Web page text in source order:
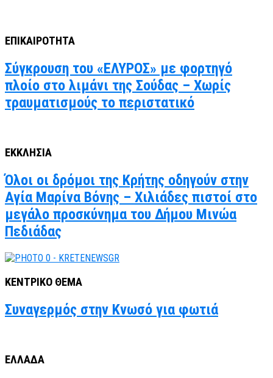
ΕΠΙΚΑΙΡΟΤΗΤΑ
Σύγκρουση του «ΕΛΥΡΟΣ» με φορτηγό
πλοίο στο λιμάνι της Σούδας – Χωρίς
τραυματισμούς το περιστατικό
ΕΚΚΛΗΣΙΑ
Όλοι οι δρόμοι της Κρήτης οδηγούν στην
Αγία Μαρίνα Βόνης – Χιλιάδες πιστοί στο
μεγάλο προσκύνημα του Δήμου Μινώα
Πεδιάδας
ΚΕΝΤΡΙΚΟ ΘΕΜΑ
Συναγερμός στην Κνωσό για φωτιά
ΕΛΛΑΔΑ